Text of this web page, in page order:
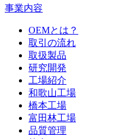
事業内容
OEMとは？
取引の流れ
取扱製品
研究開発
工場紹介
和歌山工場
橋本工場
富田林工場
品質管理